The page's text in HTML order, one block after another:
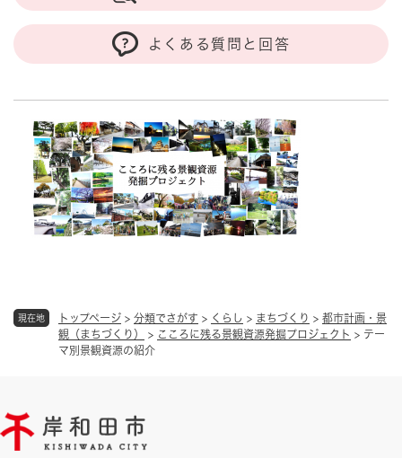
現在地 トップページ > 分類でさがす > くらし > まちづくり > 都市計画・景
観（まちづくり）
> こころに残る景観資源発掘プロジェクト > テー
マ別景観資源の紹介
よくある質問と回答